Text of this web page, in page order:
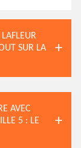
SUR LA
AVEC
5 : LE